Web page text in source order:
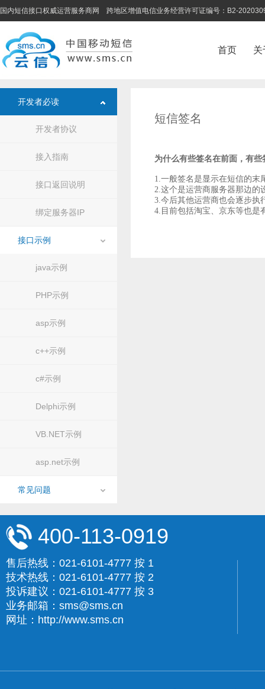
国内短信接口权威运营服务商网 跨地区增值电信业务经营许可证编号：B2-
首页 关
开发者必读
开发者协议
接入指南
接口返回说明
绑定服务器IP
接口示例
java示例
PHP示例
asp示例
c++示例
c#示例
Delphi示例
VB.NET示例
asp.net示例
常见问题
短信签名
为什么有些签名在前面，有些
1.一般签名是显示在短信的末
2.这个是运营商服务器那边的
3.今后其他运营商也会逐步执
4.目前包括淘宝、京东等也是
400-113-0919
售后热线：021-6101-4777 按 1
技术热线：021-6101-4777 按 2
投诉建议：021-6101-4777 按 3
业务邮箱：sms@sms.cn
网址：http://www.sms.cn